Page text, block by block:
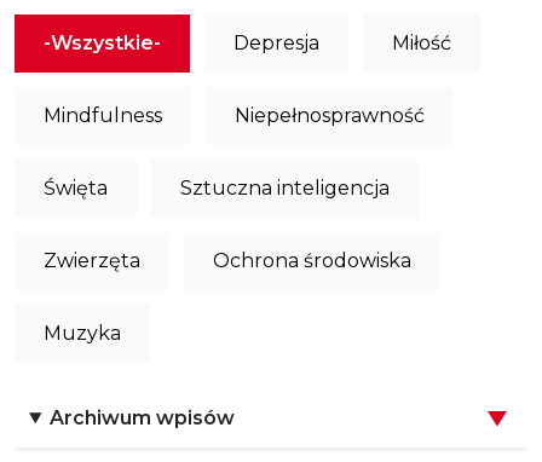
-Wszystkie- Depresja Miłość
Mindfulness Niepełnosprawność
Święta Sztuczna inteligencja
Zwierzęta Ochrona środowiska
Muzyka
Archiwum wpisów